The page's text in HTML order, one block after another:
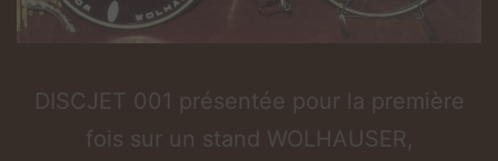
DISCJET 001 présentée pour la première
fois sur un stand WOLHAUSER,